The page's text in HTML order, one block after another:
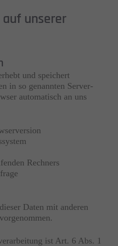
unserer
und speichert
in so genannten Server-
automatisch an uns
Rechners
Daten mit anderen
ist Art. 6 Abs. 1